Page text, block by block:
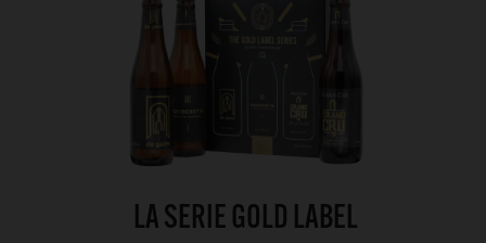
LA SERIE GOLD LABEL